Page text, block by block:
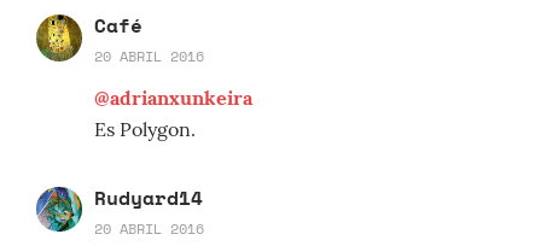
Café
20 ABRIL 2016
@adrianxunkeira
Es Polygon.
Rudyard14
20 ABRIL 2016